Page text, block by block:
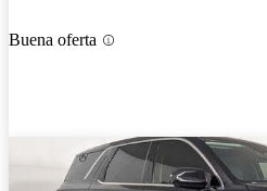
Buena oferta